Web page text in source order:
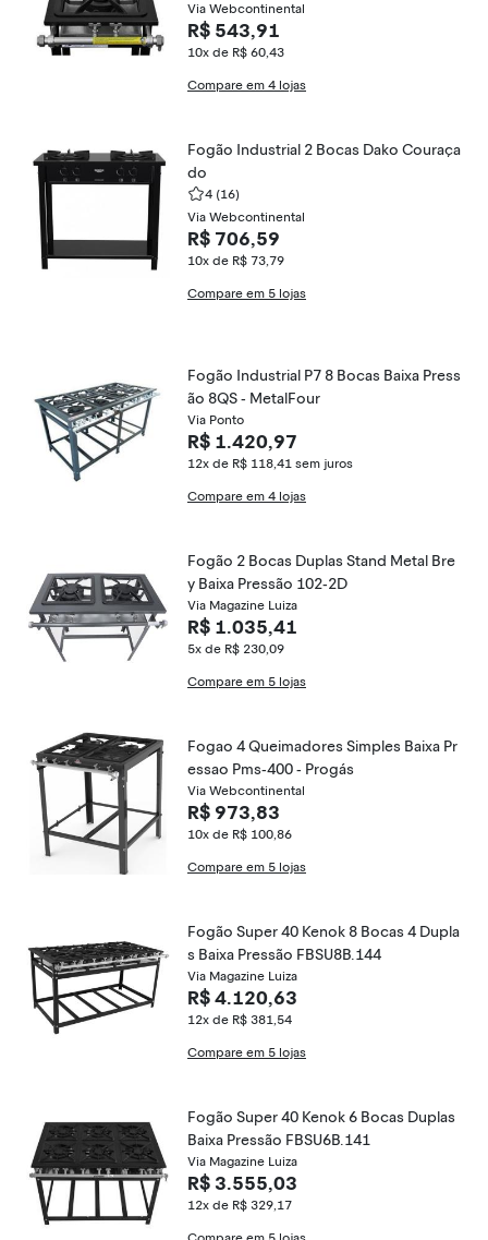
Via Webcontinental
R$ 543,91
10x de R$ 60,43
Compare em 4 lojas
Fogão Industrial 2 Bocas Dako Couraça
do
4 (16)
Via Webcontinental
R$ 706,59
10x de R$ 73,79
Compare em 5 lojas
Fogão Industrial P7 8 Bocas Baixa Press
ão 8QS - MetalFour
Via Ponto
R$ 1.420,97
12x de R$ 118,41 sem juros
Compare em 4 lojas
Fogão 2 Bocas Duplas Stand Metal Bre
y Baixa Pressão 102-2D
Via Magazine Luiza
R$ 1.035,41
5x de R$ 230,09
Compare em 5 lojas
Fogao 4 Queimadores Simples Baixa Pr
essao Pms-400 - Progás
Via Webcontinental
R$ 973,83
10x de R$ 100,86
Compare em 5 lojas
Fogão Super 40 Kenok 8 Bocas 4 Dupla
s Baixa Pressão FBSU8B.144
Via Magazine Luiza
R$ 4.120,63
12x de R$ 381,54
Compare em 5 lojas
Fogão Super 40 Kenok 6 Bocas Duplas
Baixa Pressão FBSU6B.141
Via Magazine Luiza
R$ 3.555,03
12x de R$ 329,17